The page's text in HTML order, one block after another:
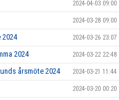
2024-04-03 09:00
2024-03-28 09:00
2024-03-26 23:07
2024 2024-03-22 22:48
årsmöte 2024 2024-03-21 11:44
2024-03-20 00:20